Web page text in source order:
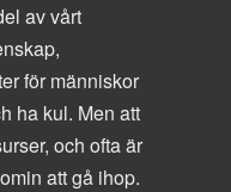
av vårt
för människor
ha kul. Men att
och ofta är
att gå ihop.